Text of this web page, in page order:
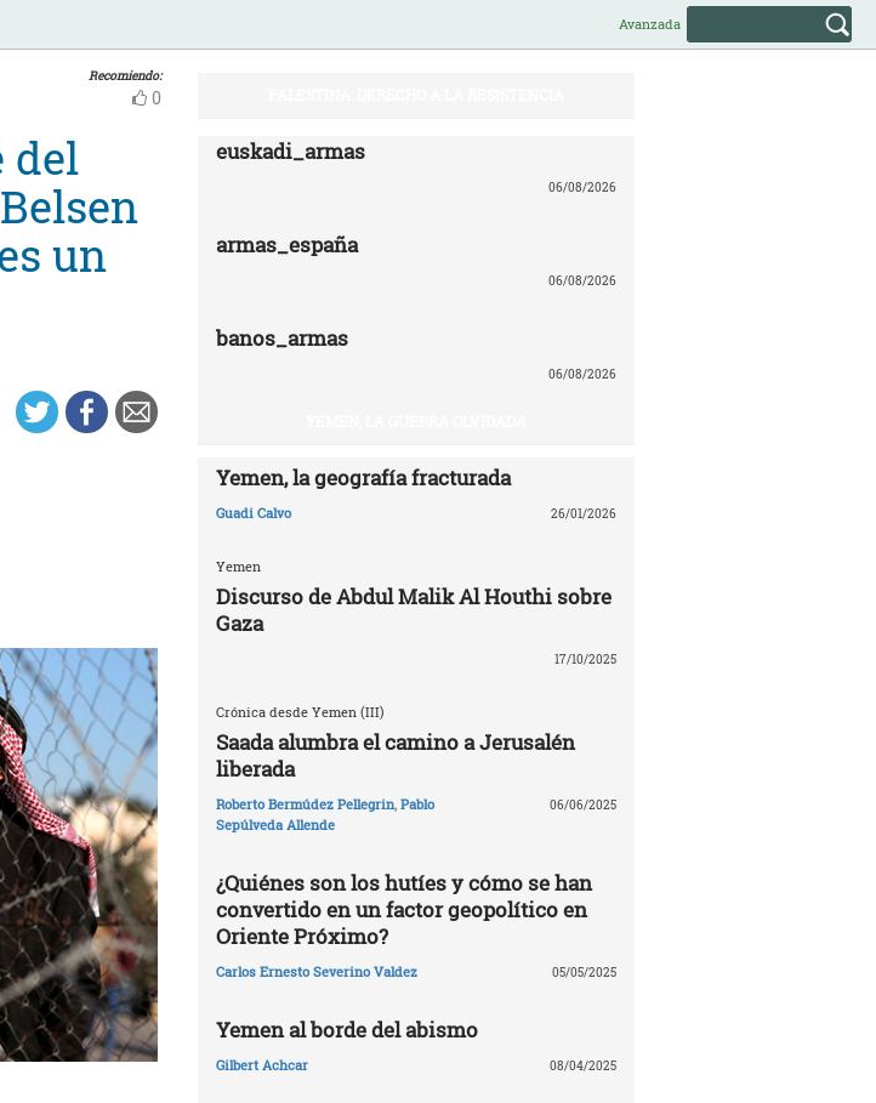
Avanzada
Recomiendo:
0
del
un
euskadi_armas
06/08/2026
armas_españa
06/08/2026
banos_armas
06/08/2026
Yemen, la geografía fracturada
Guadi Calvo 26/01/2026
Yemen
Discurso de Abdul Malik Al Houthi sobre
Gaza
17/10/2025
Crónica desde Yemen (III)
Saada alumbra el camino a Jerusalén
liberada
Roberto Bermúdez Pellegrin, Pablo
Sepúlveda Allende
06/06/2025
¿Quiénes son los hutíes y cómo se han
convertido en un factor geopolítico en
Oriente Próximo?
Carlos Ernesto Severino Valdez 05/05/2025
Yemen al borde del abismo
Gilbert Achcar 08/04/2025